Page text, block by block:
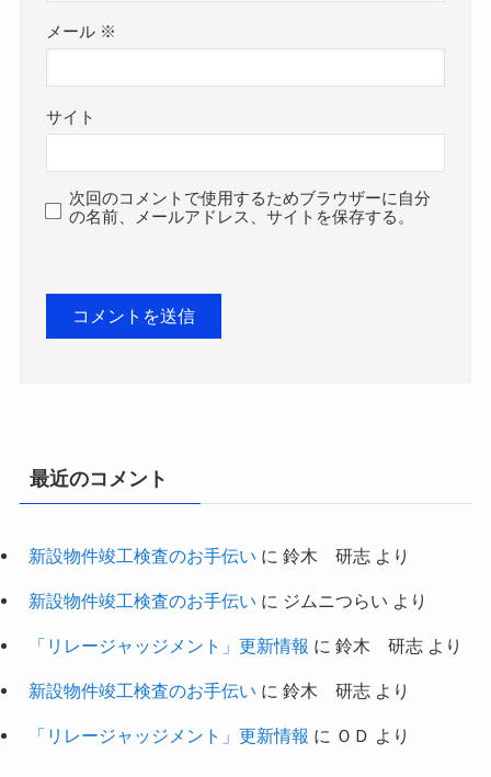
メール ※
サイト
次回のコメントで使用するためブラウザーに自分
の名前、メールアドレス、サイトを保存する。
最近のコメント
新設物件竣工検査のお手伝い に 鈴木 研志より
新設物件竣工検査のお手伝い に ジムニつらい より
「リレージャッジメント」更新情報 に 鈴木 研志より
新設物件竣工検査のお手伝い に 鈴木 研志より
「リレージャッジメント」更新情報 に ＯＤ より